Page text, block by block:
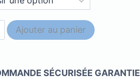
Ajouter au panier
SÉCURISÉE GARANTIE